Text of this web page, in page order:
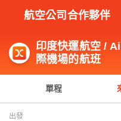
航空公司合作夥伴
印度快運航空 /
際機場的航班
單程
出發